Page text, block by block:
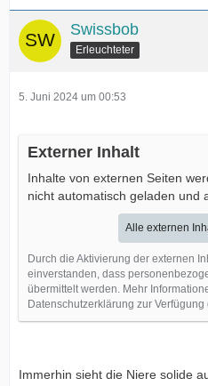
Swissbob
Erleuchteter
5. Juni 2024 um 00:53
Externer Inhalt
Inhalte von externen Seiten
nicht automatisch geladen und
Alle externen
Durch die Aktivierung der externen
einverstanden, dass
übermittelt werden. Mehr
Datenschutzerklärung zur Verfügung
Immerhin sieht die Niere solide